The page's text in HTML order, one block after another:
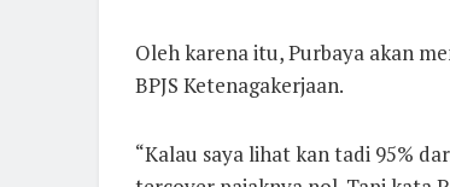
Oleh karena itu, Purbaya akan
BPJS Ketenagakerjaan.
“Kalau saya lihat kan tadi 95%